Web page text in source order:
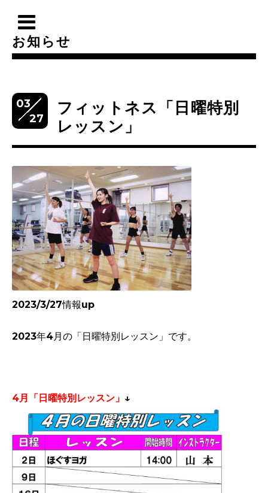
お知らせ
03
27
フィットネス「日曜特別
レッスン」
2023/3/27情報up
2023年4月の「日曜特別レッスン」です。
4月 「日曜特別レッスン」 ↓